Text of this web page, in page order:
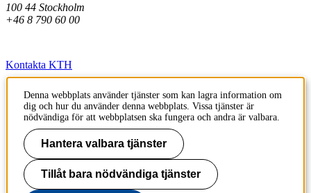
100 44 Stockholm
+46 8 790 60 00
Kontakta KTH
Jobba på KTH
Press och media
Faktura och betalning KTH
Om KTH:s webbplatser
Denna webbplats använder tjänster som kan lagra information om
dig och hur du använder denna webbplats. Vissa tjänster är
nödvändiga för att webbplatsen ska fungera och andra är valbara.
Hantera valbara tjänster
Tillåt bara nödvändiga tjänster